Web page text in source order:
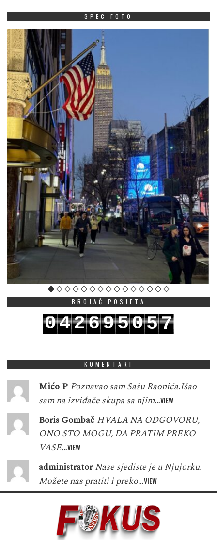
SPEC FOTO
BROJAČ POSJETA
042695057
KOMENTARI
Mićo P Poznavao sam Sašu Raonića.Išao
sam na izviđače skupa sa njim…VIEW
Boris Gombač HVALA NA ODGOVORU,
ONO STO MOGU, DA PRATIM PREKO
VASE…VIEW
administrator Nase sjediste je u Njujorku.
Možete nas pratiti i preko…VIEW